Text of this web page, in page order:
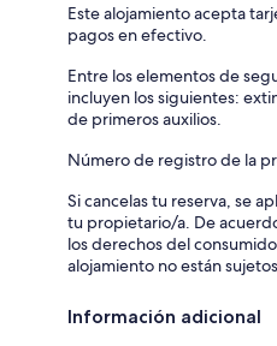
Este alojamiento acepta
pagos en efectivo.
Entre los elementos de
incluyen los siguientes:
de primeros auxilios.
Número de registro de la
Si cancelas tu reserva, se
tu propietario/a. De
los derechos del
alojamiento no están
Información adicional